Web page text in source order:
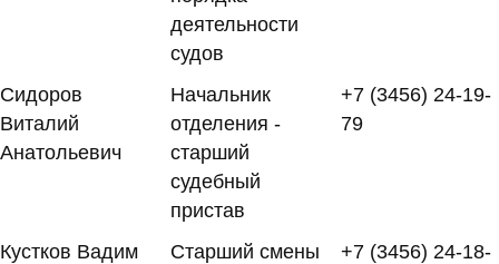
деятельности
судов
Сидоров
Виталий
Анатольевич
Начальник
отделения -
старший
судебный
пристав
+7 (3456) 24-19-
79
Кустков Вадим
Старший смены
+7 (3456) 24-18-